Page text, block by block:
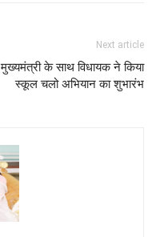
Next article
मुख्यमंत्री के साथ विधायक ने किया
स्कूल चलो अभियान का शुभारंभ